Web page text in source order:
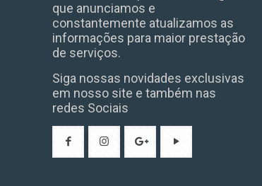
que anunciamos e
constantemente atualizamos as
informações para maior prestação
de serviços.
Siga nossas novidades exclusivas
em nosso site e também nas
redes Sociais